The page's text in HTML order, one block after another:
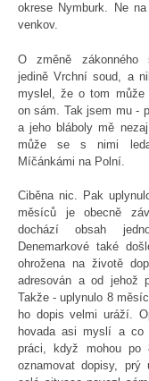
okrese Nymburk. Ne
venkov.
O změně zákonného
jedině Vrchní soud, a
myslel, že o tom může
on sám. Tak jsem mu -
a jeho bláboly mě
může se s nimi
Míčánkámi na Polní.
Ciběna nic. Pak
měsíců je obecně
dochází obsah
Denemarkové také
ohrožena na životě
adresován a od jehož
Takže - uplynulo 8
ho dopis velmi uráží.
hovada asi myslí a
práci, když mohou po
oznamovat dopisy,